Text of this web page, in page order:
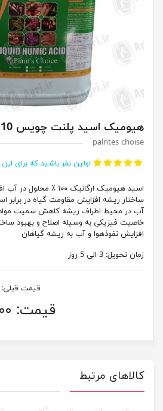
هیومیک اسید پلنت چویس 10 لیتر
palntes choise
اولین نفر باشید که برای
اسید هیومیک ارگانیک ۱۰۰
ساختار ریشه افزایش مقاومت گیاه در برابر
آب در محیط اطراف ریشه کاهش سمیت
خاصیت فیزیکی به وسیله اصلاح و بهبود
افزایش نفوذهوا و آب به ریشه گیاهان
زمان تحویل: 3 الی 5 روز
قیمت قبلی:
قیمت:
کالاهای مرتبط